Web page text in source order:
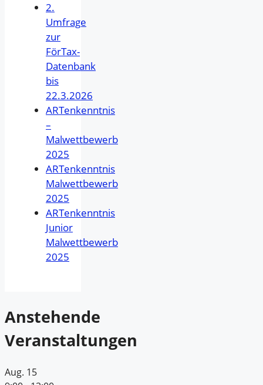
2.
Umfrage
zur
FörTax-
Datenbank
bis
22.3.2026
ARTenkenntnis
–
Malwettbewerb
2025
ARTenkenntnis
Malwettbewerb
2025
ARTenkenntnis
Junior
Malwettbewerb
2025
Anstehende
Veranstaltungen
Aug. 15